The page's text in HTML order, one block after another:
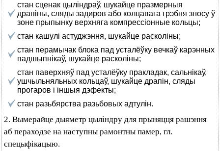
стан сценак цыліндраў, шукайце празмерныя
драпіны, сляды задиров або колцавага грэбня зносу ў
зоне прыпынку верхняга компрессіонные кольцы;
стан кашулі астуджэння, шукайце расколіны;
стан перамычак блока пад усталёўку вечкаў карэнных
падшыпнікаў, шукайце расколіны;
стан паверхняў пад усталёўку пракладак, сальнікаў,
ушчыльняльных кольцаў, шукайце драпін, сляды
прогаров і іншыя дэфекты;
стан разьбярства разьбовых адтулін.
2. Вымерайце дыяметр цыліндру для прыняцця рашэння
аб пераходзе на наступны рамонтны памер, гл.
спецыфікацыю.